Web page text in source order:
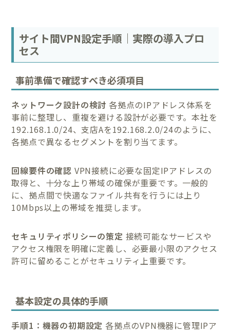
サイト間VPN設定手順｜実際の導入プロ
セス
事前準備で確認すべき必須項目
ネットワーク設計の検討 各拠点のIPアドレス体系を
事前に整理し、重複を避ける設計が必要です。本社を
192.168.1.0/24、支店Aを192.168.2.0/24のように、
各拠点で異なるセグメントを割り当てます。
回線要件の確認 VPN接続に必要な固定IPアドレスの
取得と、十分な上り帯域の確保が重要です。一般的
に、拠点間で快適なファイル共有を行うには上り
10Mbps以上の帯域を推奨します。
セキュリティポリシーの策定 接続可能なサービスや
アクセス権限を明確に定義し、必要最小限のアクセス
許可に留めることがセキュリティ上重要です。
基本設定の具体的手順
手順1：機器の初期設定 各拠点のVPN機器に管理IPア